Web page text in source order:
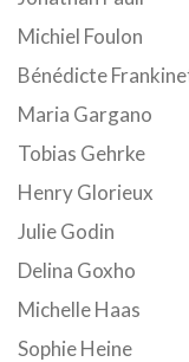
Michiel Foulon
Bénédicte
Maria Gargano
Tobias Gehrke
Henry Glorieux
Julie Godin
Delina Goxho
Michelle Haas
Sophie Heine